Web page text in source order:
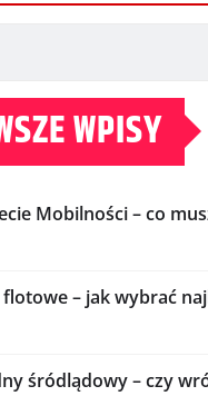
WPISY
Mobilności – co
– jak wybrać
śródlądowy – czy